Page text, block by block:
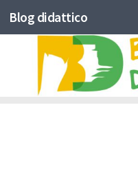
Skip to content
Blog didattico